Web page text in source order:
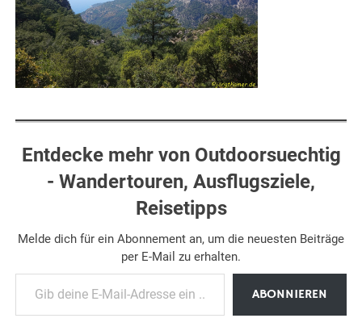
Entdecke mehr von Outdoorsuechtig
- Wandertouren, Ausflugsziele,
Reisetipps
Melde dich für ein Abonnement an, um die neuesten Beiträge
per E-Mail zu erhalten.
Gib deine E-Mail-Adresse ein ...
ABONNIEREN